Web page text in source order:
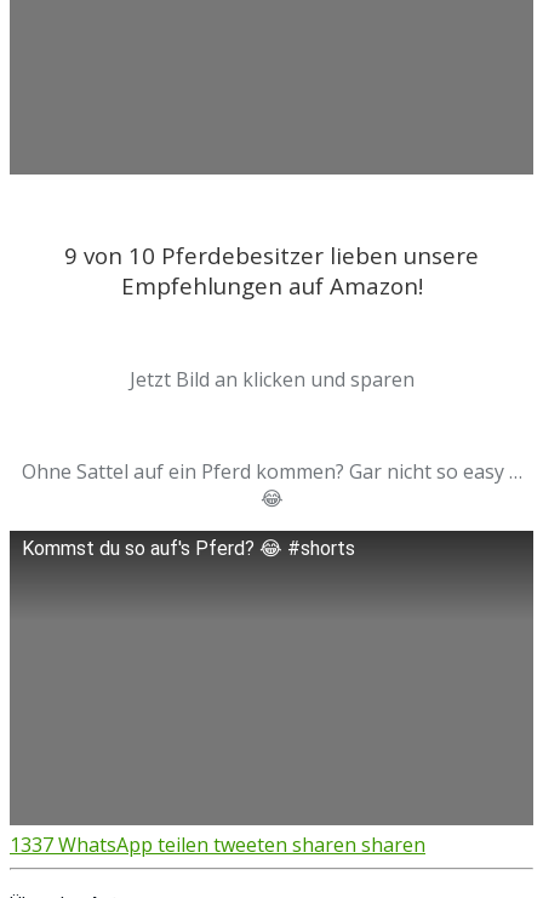
9 von 10 Pferdebesitzer lieben unsere
Empfehlungen auf Amazon!
Jetzt Bild an klicken und sparen
Ohne Sattel auf ein Pferd kommen? Gar nicht so easy …
😂
Kommst du so auf's Pferd? 😂 #shorts
1337WhatsApp teilen tweeten sharen sharen